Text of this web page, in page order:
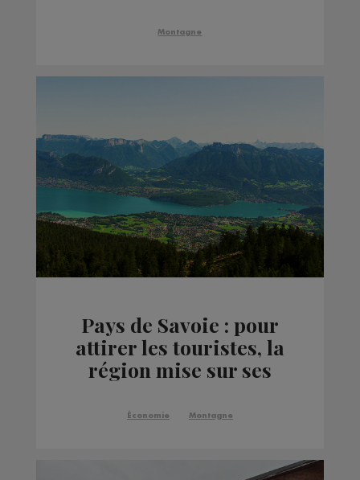
Montagne
Pays de Savoie : pour
attirer les touristes, la
région mise sur ses
Économie Montagne